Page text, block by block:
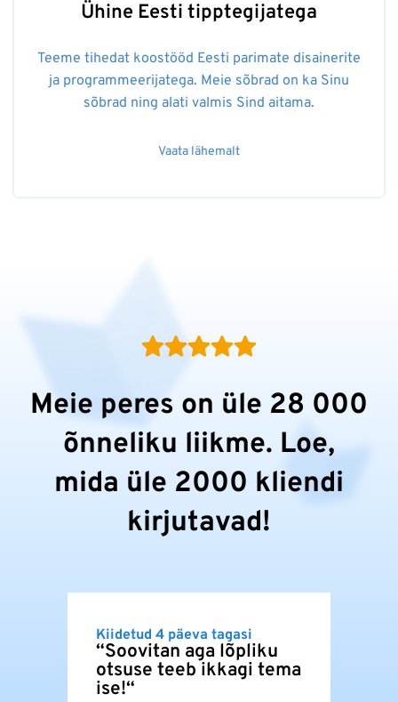
Ühine Eesti tipptegijatega
Teeme tihedat koostööd Eesti parimate disainerite
ja programmeerijatega. Meie sõbrad on ka Sinu
sõbrad ning alati valmis Sind aitama.
Vaata lähemalt
Meie peres on üle 28 000
õnneliku liikme. Loe,
mida üle 2000 kliendi
kirjutavad!
Kiidetud 4 päeva tagasi
“Soovitan aga lõpliku
otsuse teeb ikkagi tema
ise!“